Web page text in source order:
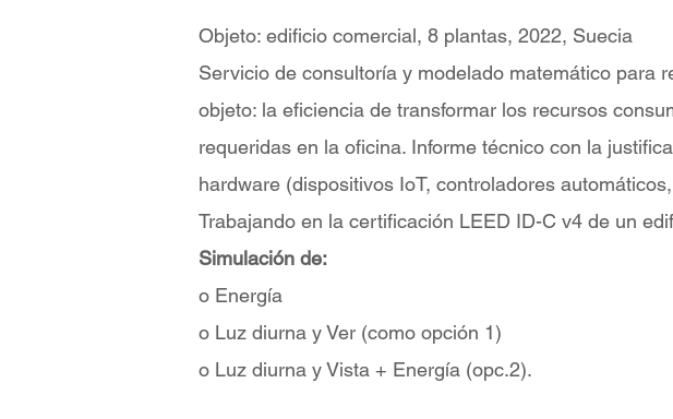
Objeto: edificio comercial, 8 plantas, 2022, Suecia
Servicio de consultoría y modelado matemático para
objeto: la eficiencia de transformar los recursos
requeridas en la oficina. Informe técnico con la
hardware (dispositivos IoT, controladores
Trabajando en la certificación LEED ID-C v4 de un
Simulación de:
o Energía
o Luz diurna y Ver (como opción 1)
o Luz diurna y Vista + Energía (opc.2).